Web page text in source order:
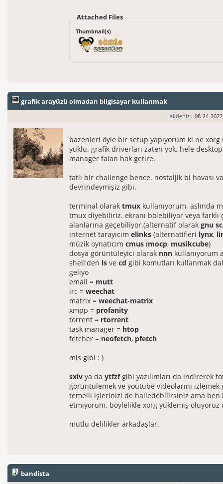
Attached Files
Thumbnail(s)
grafik arayüzü olmadan bilgisayar kullanmak
akdeniz - 08-24-
bazenleri öyle bir setup yapıyorum ki ne xorg
yüklü. grafik driverları zaten yok. hele
manager falan hak getire.
tatlı bir challenge bence. nostaljik bi havası
devrindeymişiz gibi.
terminal olarak tmux kullanıyorum. aslında
tmux diyebiliriz. ekranı bölebiliyor veya farklı
alanlarına geçebiliyor.(alternatif olarak gnu
internet tarayıcım elinks (alternatifleri lynx,
müzik oynatıcım cmus (mocp, musikcube)
dosya görüntüleyici olarak nnn kullanıyorum
shell'den ls ve cd gibi komutları kullanmak
geliyo
email = mutt
irc = weechat
matrix = weechat-matrix
xmpp = profanity
torrent = rtorrent
task manager = htop
fetcher = neofetch, pfetch
mis gibi : )
sxiv ya da ytfzfgibi yazılımları da indirerek
görüntülemek ve youtube videolarını
temelli işlerinizi de halledebilirsiniz ama ben
etmiyorum. böylelikle xorg yüklemiş oluyoruz
mutlu delilikler arkadaşlar.
bandista